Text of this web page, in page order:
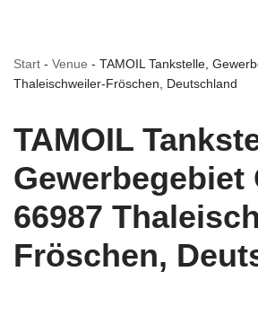
Start - Venue - TAMOIL Tankstelle,
Thaleischweiler-Fröschen, Deutschland
TAMOIL
Gewerbegebiet
66987
Fröschen,